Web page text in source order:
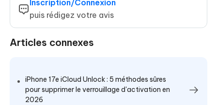
Inscription/Connexion
puis rédigez votre avis
Articles connexes
iPhone 17e iCloud Unlock : 5 méthodes sûres
pour supprimer le verrouillage d'activation en
2026